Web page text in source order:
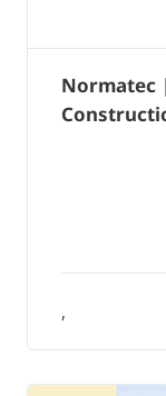
Normatec
,